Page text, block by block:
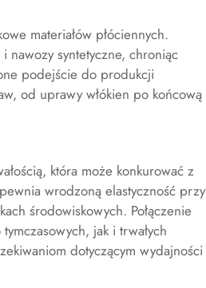
materiałów płóciennych.
nawozy syntetyczne, chroniąc
podejście do produkcji
od uprawy włókien po końcową
która może konkurować z
wrodzoną elastyczność przy
środowiskowych. Połączenie
jak i trwałych
dotyczącym wydajności